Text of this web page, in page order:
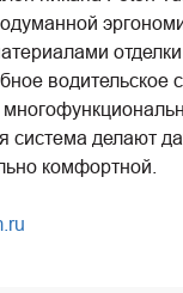
водительское
система делают
комфортной.